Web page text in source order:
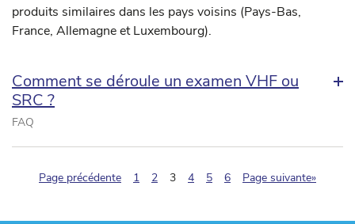
produits similaires dans les pays voisins (Pays-Bas,
France, Allemagne et Luxembourg).
Comment se déroule un examen VHF ou
SRC ?
FAQ
Page précédente 1 2 3(pagination.current)
4 5 6 Page suivante»